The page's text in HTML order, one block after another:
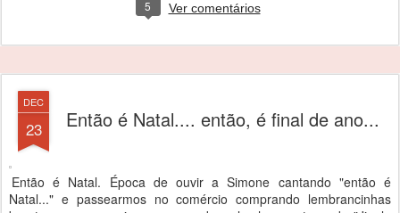
5 Ver comentários
DEC
23 Então é Natal.... então, é final de ano...
Então é Natal. Época de ouvir a Simone cantando "então é
Natal..." e passearmos no comércio comprando lembrancinhas